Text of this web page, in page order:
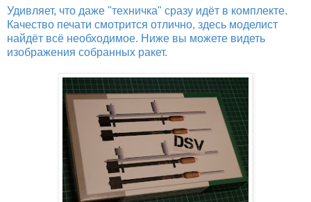
Удивляет, что даже "техничка" сразу идёт в комплекте.
Качество печати смотрится отлично, здесь моделист
найдёт всё необходимое. Ниже вы можете видеть
изображения собранных ракет.